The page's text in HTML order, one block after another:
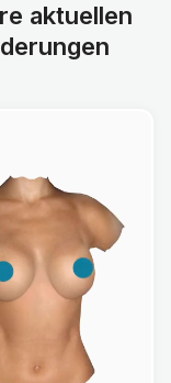
aktuellen